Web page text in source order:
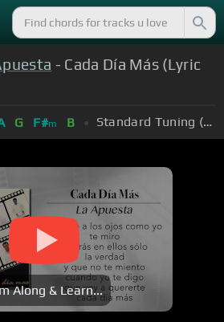
- Cada Día Más (Lyric
G F#m B Standard Tuning (EADGBE)
Along & Learn...